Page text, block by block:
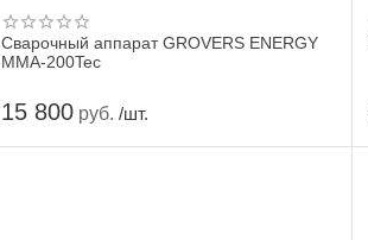
Сварочный аппарат GROVERS ENERGY
MMA-200Tec
15 800 руб. /шт.